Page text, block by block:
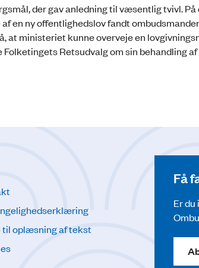
der gav anledning til væsentlig tvivl. På
en ny offentlighedslov fandt
at ministeriet kunne overveje en
Retsudvalg om sin behandling af
til oplæsning af tekst
Få
Er